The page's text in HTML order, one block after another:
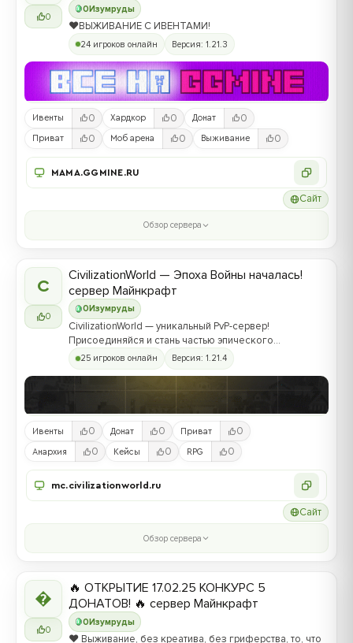
0
0Изумруды
❤️ВЫЖИВАНИЕ С ИВЕНТАМИ!
24 игроков онлайн Версия: 1.21.3
Ивенты 0 Хардкор 0 Донат 0
Приват 0 Моб арена 0 Выживание 0
MAMA.GGMINE.RU
Сайт
Обзор сервера
C
0
0 Изумруды
CivilizationWorld — Эпоха Войны началась!
сервер Майнкрафт
CivilizationWorld — уникальный PvP-сервер!
Присоединяйся и стань частью эпического
противостояния между Альвами и Йотунами!
25 игроков онлайн Версия: 1.21.4
Ивенты 0 Донат 0 Приват 0
Анархия 0 Кейсы 0 RPG 0
mc.civilizationworld.ru
Сайт
Обзор сервера

0
0Изумруды
🔥 ОТКРЫТИЕ 17.02.25 КОНКУРС 5
ДОНАТОВ! 🔥 сервер Майнкрафт
❤️ Выживание, без креатива, без гриферства, то, что